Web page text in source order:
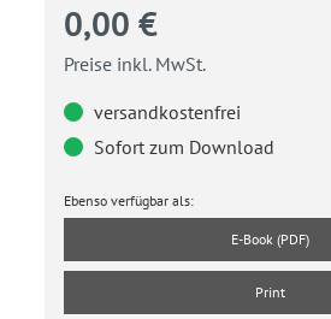
0,00 €
Preise inkl. MwSt.
versandkostenfrei
Sofort zum Download
Ebenso verfügbar als:
E-Book (PDF)
Print